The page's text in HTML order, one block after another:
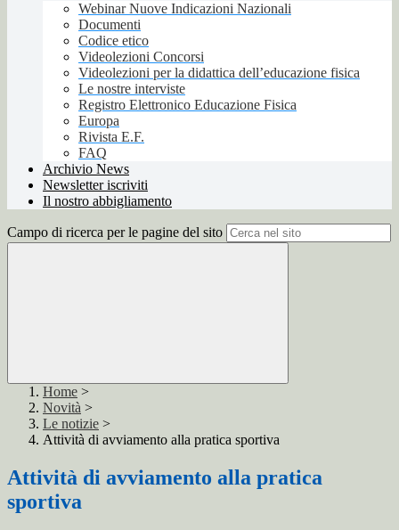
Webinar Nuove Indicazioni Nazionali
Documenti
Codice etico
Videolezioni Concorsi
Videolezioni per la didattica dell’educazione fisica
Le nostre interviste
Registro Elettronico Educazione Fisica
Europa
Rivista E.F.
FAQ
Archivio News
Newsletter iscriviti
Il nostro abbigliamento
Campo di ricerca per le pagine del sito
Home >
Novità >
Le notizie >
Attività di avviamento alla pratica sportiva
Attività di avviamento alla pratica
sportiva